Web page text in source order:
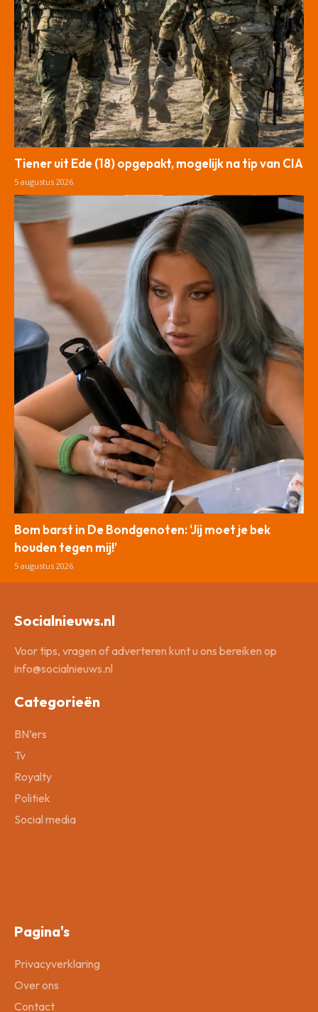
Tiener uit Ede (18) opgepakt, mogelijk na tip van CIA
5 augustus 2026
Bom barst in De Bondgenoten: ‘Jij moet je bek
houden tegen mij!’
5 augustus 2026
Socialnieuws.nl
Voor tips, vragen of adverteren kunt u ons bereiken op
info@socialnieuws.nl
Categorieën
BN’ers
Tv
Royalty
Politiek
Social media
Pagina's
Privacyverklaring
Over ons
Contact